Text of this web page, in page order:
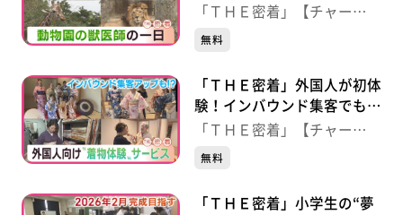
着
「ＴＨＥ密着」【チャー
ジ！】
無料
「ＴＨＥ密着」外国人が初体
験！インバウンド集客でも注
目“着物サービス”
「ＴＨＥ密着」【チャー
ジ！】
無料
「ＴＨＥ密着」小学生の“夢